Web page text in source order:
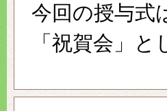
今回の授与式
「祝賀会」